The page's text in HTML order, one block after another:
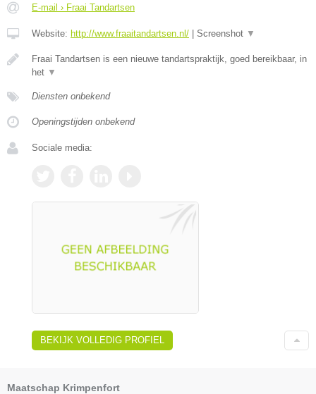
E-mail › Fraai Tandartsen
Website: http://www.fraaitandartsen.nl/ Screenshot ▼
Fraai Tandartsen is een nieuwe tandartspraktijk, goed bereikbaar, in
het ▼
Diensten onbekend
Openingstijden onbekend
Sociale media:
BEKIJK VOLLEDIG PROFIEL
Maatschap Krimpenfort